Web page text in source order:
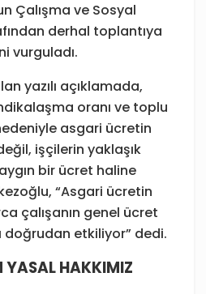
Çalışma ve Sosyal
derhal toplantıya
vurguladı.
yazılı açıklamada,
oranı ve toplu
asgari ücretin
işçilerin yaklaşık
bir ücret haline
“Asgari ücretin
çalışanın genel ücret
doğrudan etkiliyor” dedi.
YASAL HAKKIMIZ